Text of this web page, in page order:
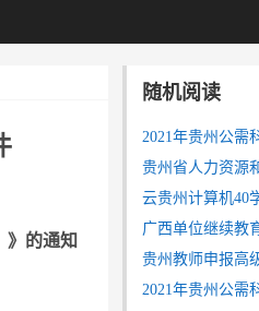
》的通知
随机阅读
云贵州计算机40
贵州教师申报高
2021年贵州公需